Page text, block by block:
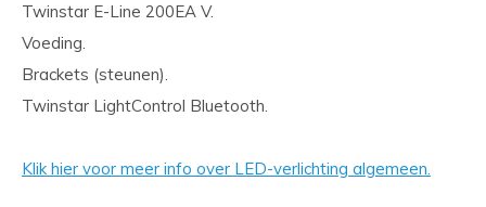
Twinstar E-Line 200EA V.
Voeding.
Brackets (steunen).
Twinstar LightControl Bluetooth.
Klik hier voor meer info over LED-verlichting algemeen.